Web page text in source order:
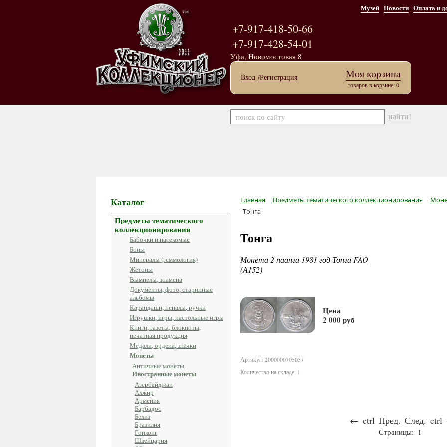
Музей Новости Оплата и
+7-917-418-50-66
+7-917-428-54-01
Уфа, Новомостовая 8
Вход /Регистрация Моя корзина
товаров в корзине: 0
найти!
Каталог
Предметы тематического
коллекционирования
Бабочки и насекомые
Боны
Минералы (геммология)
Жетоны
Вымпелы, знамена
Документы, фото, старинные
альбомы
Карандаши, пеналы, ручки
Игрушки, игры, настольные игры
Книги, газеты, блокноты,
печатная продукция
Медали, ордена, значки
Монеты
Античные монеты
Иностранные монеты
Азербайджан
Алжир
Армения
Барбадос
Белиз
Бразилия
Гонконг
Швейцария
Главная Предметы тематического коллекционирования
Тонга
Тонга
Монета 2 паанга 1981 год Тонга FAO
(А152)
Цена
2 000 руб
Артикул: 2000000705057
Количество на складе: 1
← ctrl Пред. След. ctrl
Страницы: 1